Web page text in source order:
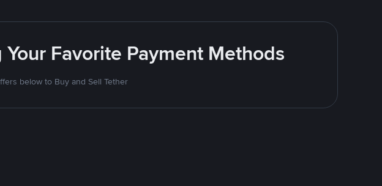
Favorite Payment Methods
below to Buy and Sell Tether